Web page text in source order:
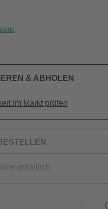
& ABHOLEN
im Markt prüfen
erhältlich